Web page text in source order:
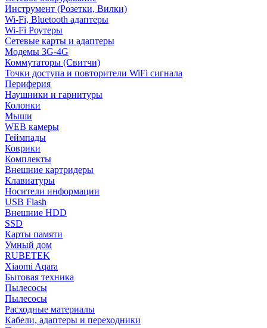
Инструмент (Розетки, Вилки)
Wi-Fi, Bluetooth адаптеры
Wi-Fi Роутеры
Сетевые карты и адаптеры
Модемы 3G-4G
Коммутаторы (Свитчи)
Точки доступа и повторители WiFi сигнала
Периферия
Наушники и гарнитуры
Колонки
Мыши
WEB камеры
Геймпады
Коврики
Комплекты
Внешние картридеры
Клавиатуры
Носители информации
USB Flash
Внешние HDD
SSD
Карты памяти
Умный дом
RUBETEK
Xiaomi Aqara
Бытовая техника
Пылесосы
Пылесосы
Расходные материалы
Кабели, адаптеры и переходники